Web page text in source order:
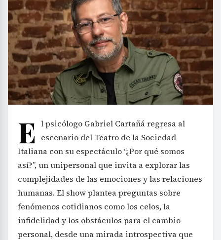
E l psicólogo Gabriel Cartañá regresa al
escenario del Teatro de la Sociedad
Italiana con su espectáculo “¿Por qué somos
así?”, un unipersonal que invita a explorar las
complejidades de las emociones y las relaciones
humanas. El show plantea preguntas sobre
fenómenos cotidianos como los celos, la
infidelidad y los obstáculos para el cambio
personal, desde una mirada introspectiva que